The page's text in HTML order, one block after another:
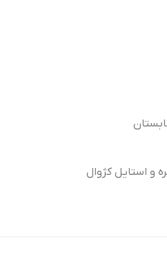
و استایل کژوال